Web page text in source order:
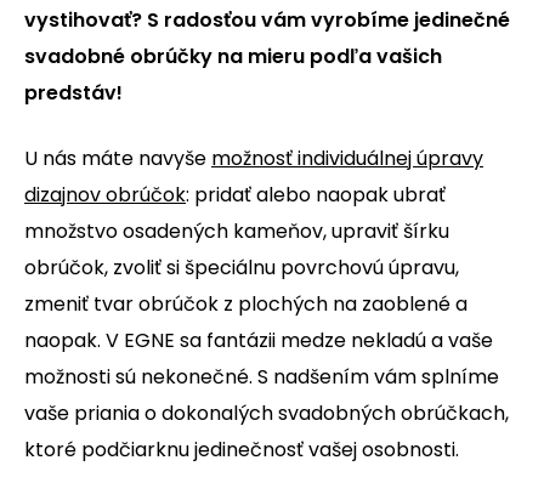
vystihovať? S radosťou vám vyrobíme jedinečné
svadobné obrúčky na mieru podľa vašich
predstáv!
U nás máte navyše možnosť individuálnej úpravy
dizajnov obrúčok: pridať alebo naopak ubrať
množstvo osadených kameňov, upraviť šírku
obrúčok, zvoliť si špeciálnu povrchovú úpravu,
zmeniť tvar obrúčok z plochých na zaoblené a
naopak. V EGNE sa fantázii medze nekladú a vaše
možnosti sú nekonečné. S nadšením vám splníme
vaše priania o dokonalých svadobných obrúčkach,
ktoré podčiarknu jedinečnosť vašej osobnosti.